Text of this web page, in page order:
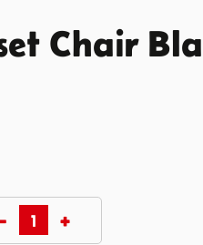
Chair